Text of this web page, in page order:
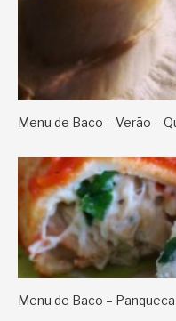
Menu de Baco – Verão –
Menu de Baco –